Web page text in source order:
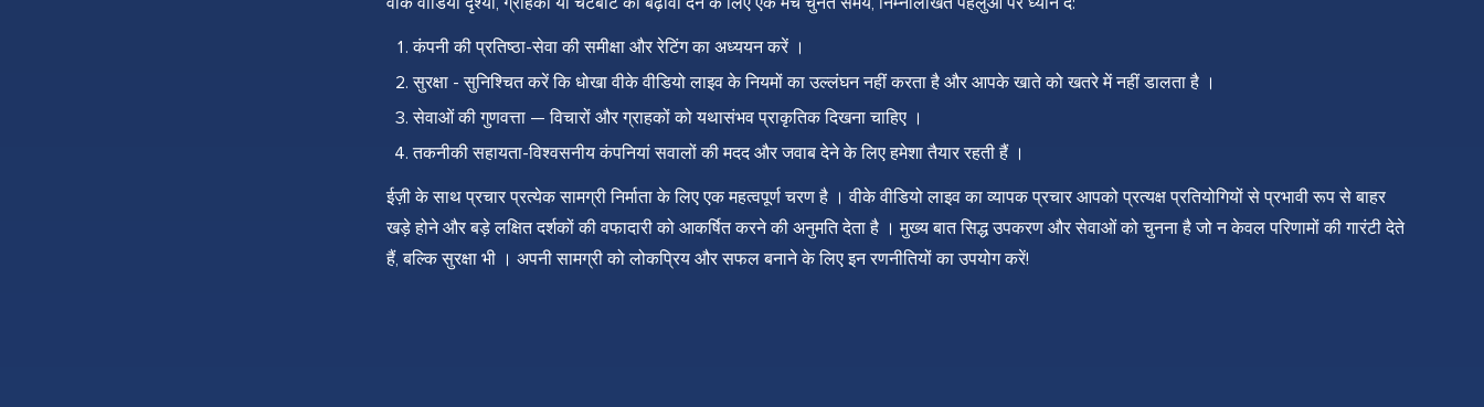
कंपनी की प्रतिष्ठा-सेवा की समीक्षा और रेटिंग का अध्ययन करें ।
सुरक्षा - सुनिश्चित करें कि धोखा वीके वीडियो लाइव के नियमों का उल्लंघन नहीं करता है और आपके खाते को खतरे में नहीं डालता है ।
सेवाओं की गुणवत्ता — विचारों और ग्राहकों को यथासंभव प्राकृतिक दिखना चाहिए ।
तकनीकी सहायता-विश्वसनीय कंपनियां सवालों की मदद और जवाब देने के लिए हमेशा तैयार रहती हैं ।
ईज़ी के साथ प्रचार प्रत्येक सामग्री निर्माता के लिए एक महत्वपूर्ण चरण है । वीके वीडियो लाइव का व्यापक प्रचार आपको प्रत्यक्ष प्रतियोगियों से प्रभावी रूप से बाहर
खड़े होने और बड़े लक्षित दर्शकों की वफादारी को आकर्षित करने की अनुमति देता है । मुख्य बात सिद्ध उपकरण और सेवाओं को चुनना है जो न केवल परिणामों की गारंटी देते
हैं, बल्कि सुरक्षा भी । अपनी सामग्री को लोकप्रिय और सफल बनाने के लिए इन रणनीतियों का उपयोग करें!